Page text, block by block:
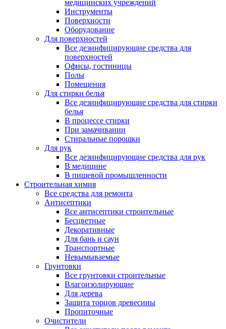
медицинских учреждений
Инструменты
Поверхности
Оборудование
Для поверхностей
Все дезинфицирующие средства для
поверхностей
Офисы, гостиницы
Полы
Помещения
Для стирки белья
Все дезинфицирующие средства для стирки
белья
В процессе стирки
При замачивании
Стиральные порошки
Для рук
Все дезинфицирующие средства для рук
В медицине
В пищевой промышленности
Строительная химия
Все средства для ремонта
Антисептики
Все антисептики строительные
Бесцветные
Декоративные
Для бань и саун
Транспортные
Невымываемые
Грунтовки
Все грунтовки строительные
Влагоизолирующие
Для дерева
Защита торцов древесины
Пропиточные
Очистители